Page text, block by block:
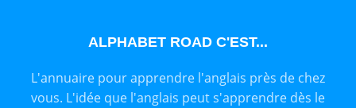
ALPHABET ROAD C'EST...
L'annuaire pour apprendre l'anglais près de chez
vous. L'idée que l'anglais peut s'apprendre dès le